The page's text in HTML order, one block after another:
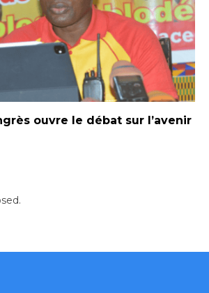
ouvre le débat sur l’avenir